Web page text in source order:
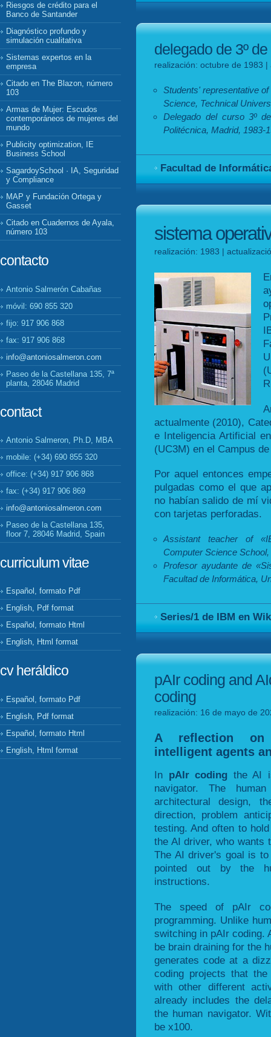
Riesgos de crédito para el
Banco de Santander
Diagnóstico profundo y
simulación cualitativa
Sistemas expertos en la
empresa
Citado en The Blazon, número
103
Armas de Mujer: Escudos
contemporáneos de mujeres del
mundo
Publicity optimization, IE
Business School
SagardoySchool · IA, Seguridad
y Compliance
MAP y Fundación Ortega y
Gasset
Citado en Cuadernos de Ayala,
número 103
contacto
Antonio Salmerón Cabañas
móvil: 690 855 320
fijo: 917 906 868
fax: 917 906 868
info@antoniosalmeron.com
Paseo de la Castellana 135, 7ª
planta, 28046 Madrid
contact
Antonio Salmeron, Ph.D, MBA
mobile: (+34) 690 855 320
office: (+34) 917 906 868
fax: (+34) 917 906 869
info@antoniosalmeron.com
Paseo de la Castellana 135,
floor 7, 28046 Madrid, Spain
curriculum vitae
Español, formato Pdf
English, Pdf format
Español, formato Html
English, Html format
cv heráldico
Español, formato Pdf
English, Pdf format
Español, formato Html
English, Html format
delegado de 3º
realización: octubre de 1983
Students' representative
Science, Technical
Delegado del curso 3º
Politécnica, Madrid, 1983-
Facultad de
sistema
realización: 1983 |
actualmente (2010),
e Inteligencia Artificial
(UC3M) en el Campus
Por aquel entonces
pulgadas como el que
no habían salido de mí
con tarjetas perforadas.
Assistant teacher of
Computer Science
Profesor ayudante de
Facultad de Informática,
Series/1 de IBM en
pAIr coding and
coding
realización: 16 de mayo de
A reflection on
intelligent agents
In pAIr coding the AI
navigator. The
architectural design,
direction, problem
testing. And often to
the AI driver, who wants
The AI driver's goal is
pointed out by the
instructions.
The speed of pAIr
programming. Unlike
switching in pAIr coding.
be brain draining for the
generates code at a
coding projects that
with other different
already includes the
the human navigator.
be x100.